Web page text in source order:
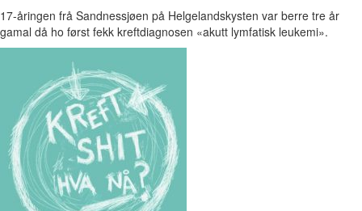
17-åringen frå Sandnessjøen på Helgelandskysten var berre tre år
gamal då ho først fekk kreftdiagnosen «akutt lymfatisk leukemi».